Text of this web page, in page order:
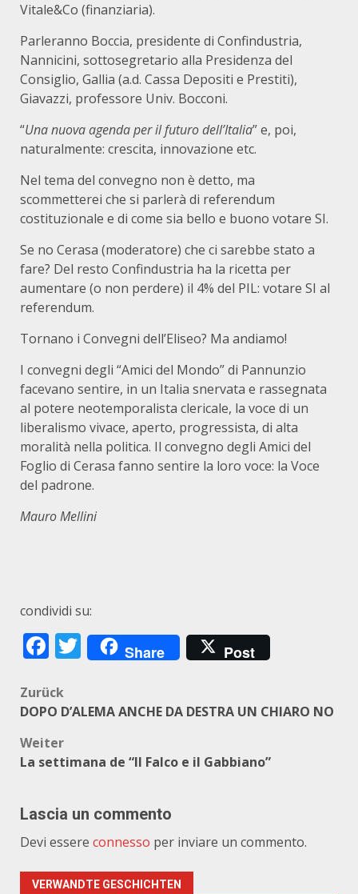
Vitale&Co (finanziaria).
Parleranno Boccia, presidente di Confindustria,
Nannicini, sottosegretario alla Presidenza del
Consiglio, Gallia (a.d. Cassa Depositi e Prestiti),
Giavazzi, professore Univ. Bocconi.
“Una nuova agenda per il futuro dell’Italia” e, poi,
naturalmente: crescita, innovazione etc.
Nel tema del convegno non è detto, ma
scommetterei che si parlerà di referendum
costituzionale e di come sia bello e buono votare SI.
Se no Cerasa (moderatore) che ci sarebbe stato a
fare? Del resto Confindustria ha la ricetta per
aumentare (o non perdere) il 4% del PIL: votare SI al
referendum.
Tornano i Convegni dell’Eliseo? Ma andiamo!
I convegni degli “Amici del Mondo” di Pannunzio
facevano sentire, in un Italia snervata e rassegnata
al potere neotemporalista clericale, la voce di un
liberalismo vivace, aperto, progressista, di alta
moralità nella politica. Il convegno degli Amici del
Foglio di Cerasa fanno sentire la loro voce: la Voce
del padrone.
Mauro Mellini
condividi su:
Facebook
Twitter
Share Post
Beitragsnavigation
Zurück
DOPO D’ALEMA ANCHE DA DESTRA UN CHIARO NO
Weiter
La settimana de “Il Falco e il Gabbiano”
Lascia un commento
Devi essere connesso per inviare un commento.
VERWANDTE GESCHICHTEN